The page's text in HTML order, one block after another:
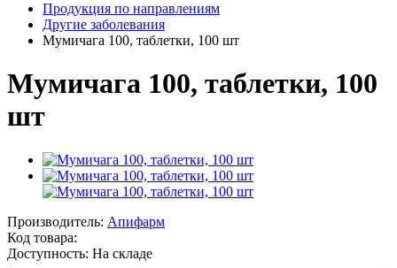
Продукция по направлениям
Другие заболевания
Мумичага 100, таблетки, 100 шт
Мумичага 100, таблетки, 100
шт
Производитель: Апифарм
Код товара:
Доступность: На складе